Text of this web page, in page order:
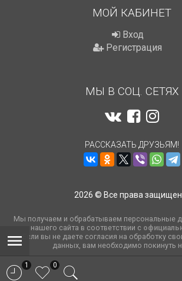
МОЙ КАБИНЕТ
Вход
Регистрация
МЫ В СОЦ. СЕТЯХ
РАССКАЗАТЬ ДРУЗЬЯМ!
2026 © Все права
Мы получаем и обрабатываем персональные
нашего сайта в соответствии с
Если вы не даете согласия на обработку
данных, вам необходимо покинуть
1 0